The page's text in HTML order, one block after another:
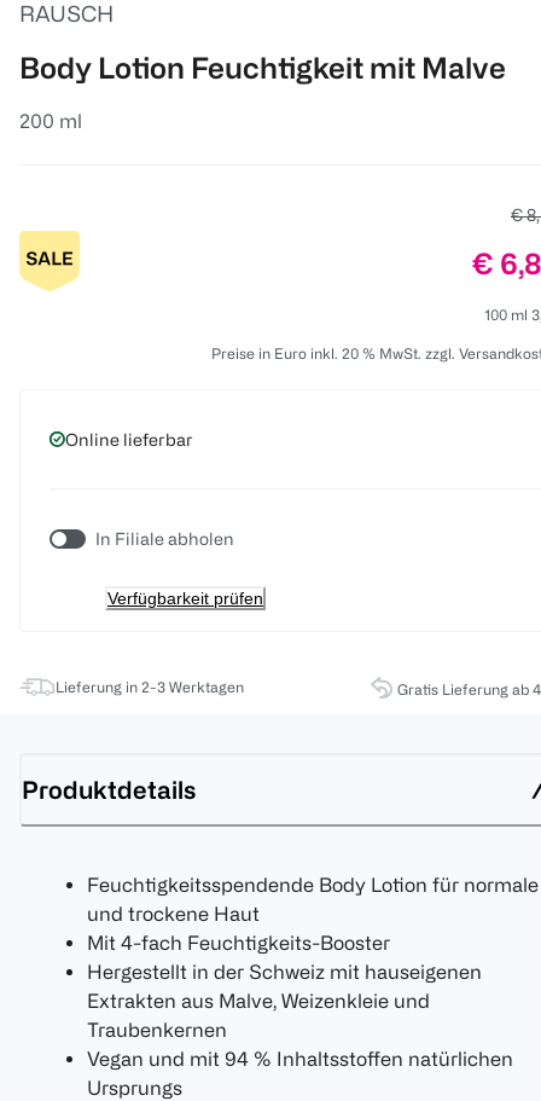
RAUSCH
Body Lotion Feuchtigkeit mit Malve
200 ml
€
€
100 ml
Preise in Euro inkl. 20 % MwSt. zzgl.
Online lieferbar
In Filiale abholen
Verfügbarkeit prüfen
Lieferung in 2-3 Werktagen Gratis Lieferung ab
Produktdetails
Feuchtigkeitsspendende Body Lotion für normale
und trockene Haut
Mit 4-fach Feuchtigkeits-Booster
Hergestellt in der Schweiz mit hauseigenen
Extrakten aus Malve, Weizenkleie und
Traubenkernen
Vegan und mit 94 % Inhaltsstoffen natürlichen
Ursprungs